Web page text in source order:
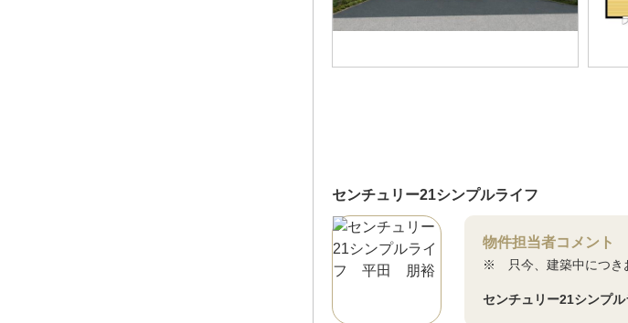
センチュリー21シンプルライフ
物件担当者コメント
※ 只今、建築中につき
センチュリー21シンプ